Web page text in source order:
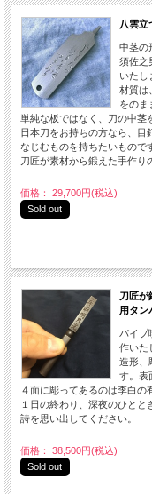
八雲
中茎の
須佐之
いたし
材質は
をのま
単純な板ではなく、刀の中茎
日本刀をお持ちの方なら、目
なじむものを持ちたいもので
刀匠が素材から鍛えた手作り
価格： 29,700円(税込)
Sold out
刀匠
用タン
パイプ
作いた
造形、
す。表
４面に彫ってあるのは李白の
１日の終わり、深夜のひと
詩を思い出してください。
価格： 38,500円(税込)
Sold out